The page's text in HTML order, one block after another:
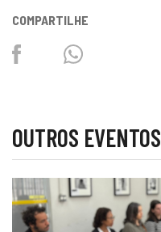
COMPARTILHE
FacebookTwitterWhatsapp
OUTROS EVENTOS